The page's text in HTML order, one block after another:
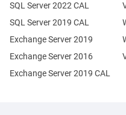
Exchange Server 2019
Exchange Server 2016
SQL Server 2022 CAL
SQL Server 2019 CAL
Exchange Server 2019 CAL